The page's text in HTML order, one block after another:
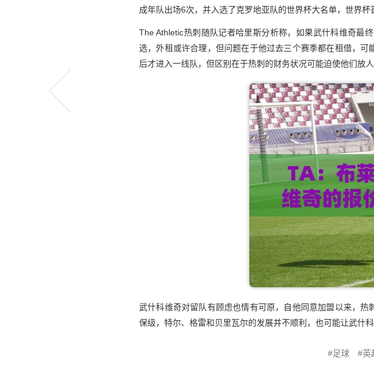
成年队出场6次，并入选了克罗地亚队的世界杯大名单，世界杯
The Athletic热刺随队记者哈里斯分析称，如果武什科维奇最
选，外租或许合理，但问题在于他过去三个赛季都在租借，
后才进入一线队，但区别在于热刺的财务状况可能迫使他们放
武什科维奇对留队有顾虑也情有可原，自他同意加盟以来，
保级，特尔、格雷和贝里瓦尔的发展并不顺利，也可能让武什
足球 英